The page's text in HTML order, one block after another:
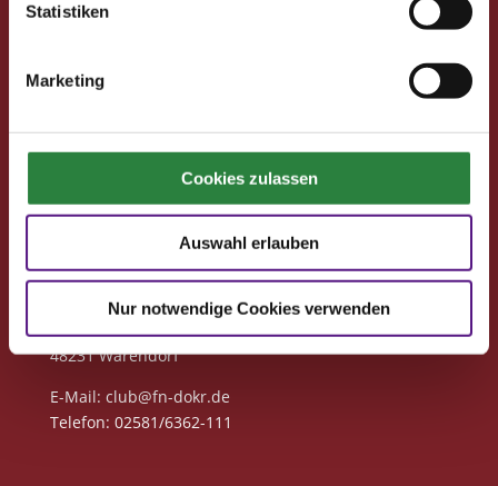
Statistiken
Marketing
Cookies zulassen
Auswahl erlauben
Nur notwendige Cookies verwenden
Club-Newsletter
Deutsche Reiterliche Vereinigung
Bereich Pferdesport Deutschland Club
Freiherr-von-Langen-Str. 13
48231 Warendorf
E-Mail: club@fn-dokr.de
Telefon: 02581/6362-111